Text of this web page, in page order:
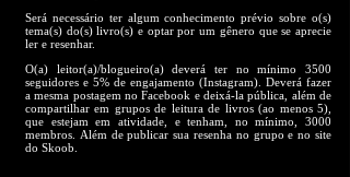
Será necessário ter algum conhecimento prévio sobre o(s)
tema(s) do(s) livro(s) e optar por um gênero que se aprecie
ler e resenhar.
O(a) leitor(a)/blogueiro(a) deverá ter no mínimo 3500
seguidores e 5% de engajamento (Instagram). Deverá fazer
a mesma postagem no Facebook e deixá-la pública, além de
compartilhar em grupos de leitura de livros (ao menos 5),
que estejam em atividade, e tenham, no mínimo, 3000
membros. Além de publicar sua resenha no grupo e no site
do Skoob.